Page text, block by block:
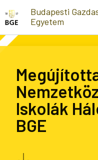
Ugrás a tartalomra
Budapesti
Egyetem
Iskolák
BGE